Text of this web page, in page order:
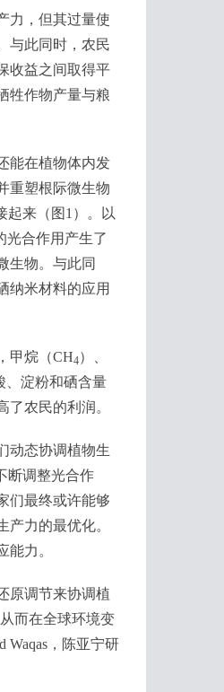
力，但其过量使
与此同时，农民
收益之间取得平
牲作物产量与粮
能在植物体内发
重塑根际微生物
起来（图1）。以
光合作用产生了
生物。与此同
纳米材料的应用
甲烷（CH4）、
、淀粉和硒含量
农民的利润。
动态协调植物生
断调整光合作
们最终或许能够
力的最优化。
力。
原调节来协调植
而在全球环境变
Waqas，陈亚宁研